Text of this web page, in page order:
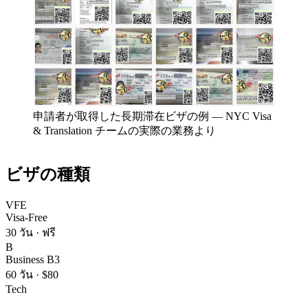
申請者が取得した長期滞在ビザの例 — NYC Visa
& Translation チームの実際の業務より
ビザの種類
VFE
Visa-Free
30 วัน · ฟรี
B
Business B3
60 วัน · $80
Tech